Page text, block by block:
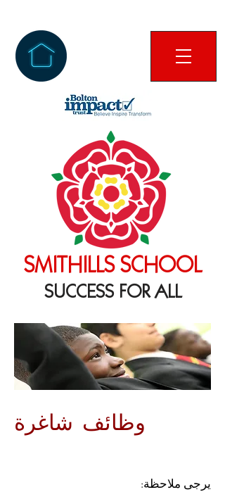
SMITHILLS SCHOOL
SUCCESS FOR ALL
وظائف شاغرة
يرجى ملاحظة: